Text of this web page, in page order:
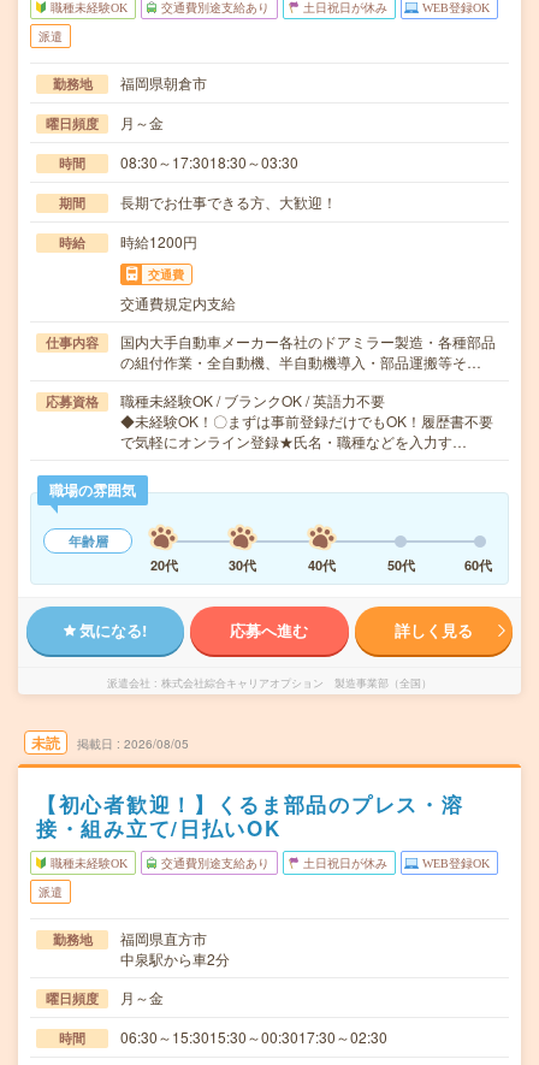
職種未経験OK 交通費別途支給あり 土日祝日が休み WEB登録OK
派遣
勤務地 福岡県朝倉市
曜日頻度 月～金
時間 08:30～17:3018:30～03:30
期間 長期でお仕事できる方、大歓迎！
時給 時給1200円
交通費
交通費規定内支給
仕事内容
国内大手自動車メーカー各社のドアミラー製造・各種部品
の組付作業・全自動機、半自動機導入・部品運搬等そ…
応募資格
職種未経験OK / ブランクOK / 英語力不要
◆未経験OK！〇まずは事前登録だけでもOK！履歴書不要
で気軽にオンライン登録★氏名・職種などを入力す…
職場の雰囲気
年齢層
20代
30代 40代 50代 60代
気になる! 応募へ進む 詳しく見る
派遣会社 株式会社綜合キャリアオプション 製造事業部（全国）
未読 掲載日 2026/08/05
【初心者歓迎！】くるま部品のプレス・溶
接・組み立て/日払いOK
職種未経験OK 交通費別途支給あり 土日祝日が休み WEB登録OK
派遣
勤務地
福岡県直方市
中泉駅から車2分
曜日頻度 月～金
時間 06:30～15:3015:30～00:3017:30～02:30